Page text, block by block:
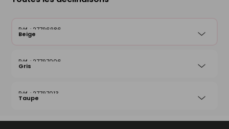
27796986
Beige
27797006
Gris
27797013
Taupe